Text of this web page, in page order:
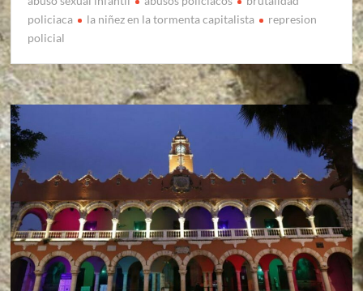
policiaca
la niñez en la tormenta capitalista
represion
policial